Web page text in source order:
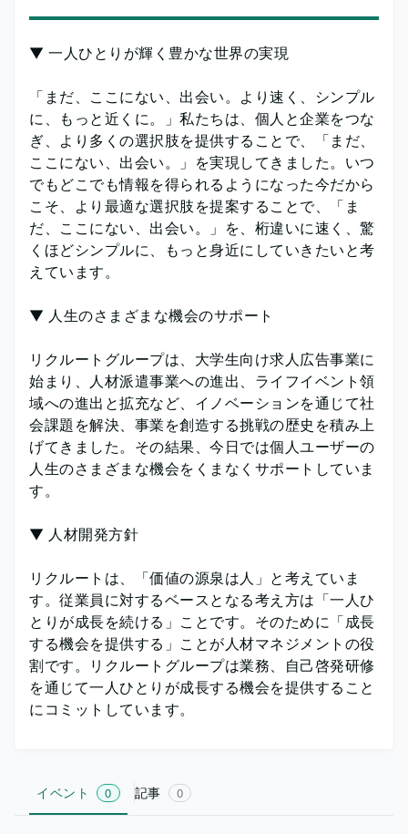
▼ 一人ひとりが輝く豊かな世界の実現
「まだ、ここにない、出会い。より速く、シンプル
に、もっと近くに。」私たちは、個人と企業をつな
ぎ、より多くの選択肢を提供することで、「まだ、
ここにない、出会い。」を実現してきました。いつ
でもどこでも情報を得られるようになった今だから
こそ、より最適な選択肢を提案することで、「ま
だ、ここにない、出会い。」を、桁違いに速く、驚
くほどシンプルに、もっと身近にしていきたいと考
えています。
▼ 人生のさまざまな機会のサポート
リクルートグループは、大学生向け求人広告事業に
始まり、人材派遣事業への進出、ライフイベント領
域への進出と拡充など、イノベーションを通じて社
会課題を解決、事業を創造する挑戦の歴史を積み上
げてきました。その結果、今日では個人ユーザーの
人生のさまざまな機会をくまなくサポートしていま
す。
▼ 人材開発方針
リクルートは、「価値の源泉は人」と考えていま
す。従業員に対するベースとなる考え方は「一人ひ
とりが成長を続ける」ことです。そのために「成長
する機会を提供する」ことが人材マネジメントの役
割です。リクルートグループは業務、自己啓発研修
を通じて一人ひとりが成長する機会を提供すること
にコミットしています。
イベント 0 記事 0